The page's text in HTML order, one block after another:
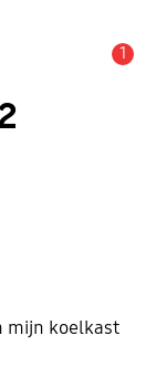
1
mijn koelkast